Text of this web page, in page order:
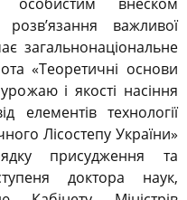
важливої
загальнонаціональне
«Теоретичні основи
і якості насіння
елементів технології
Лісостепу України»
присудження та
доктора наук,